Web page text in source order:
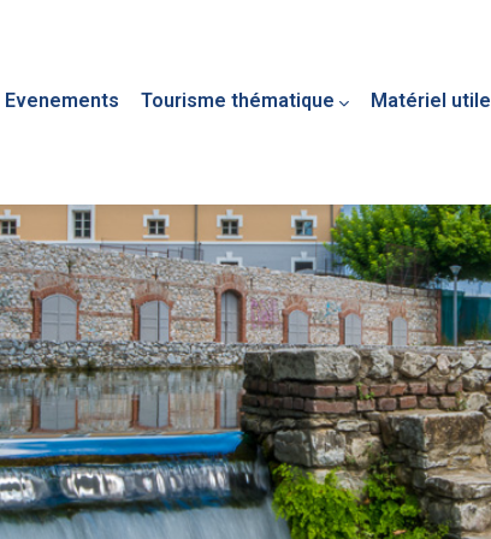
Evenements Tourisme thématique Matériel utile